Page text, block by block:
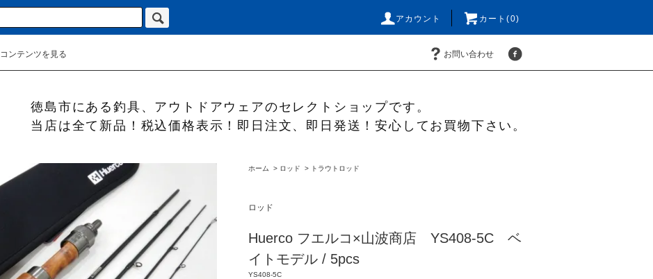
アカウント カート(0)
コンテンツを見る お問い合わせ
徳島市にある釣具、アウトドアウェアのセレクトショップです。
当店は全て新品！税込価格表示！即日注文、即日発送！安心してお買物下さい。
ホーム > ロッド > トラウトロッド
ロッド
Huerco フエルコ×山波商店 YS408-5C ベ
イトモデル / 5pcs
YS408-5C